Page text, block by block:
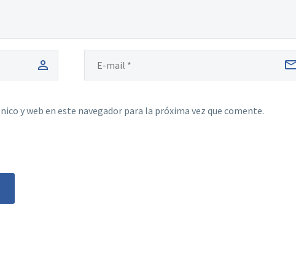
y web en este navegador para la próxima vez que comente.